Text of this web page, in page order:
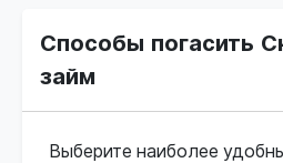
Способы погасить
займ
Выберите наиболее